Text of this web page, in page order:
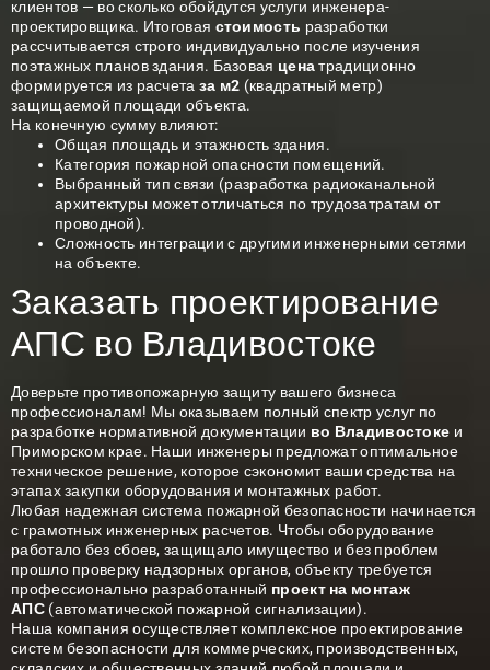
клиентов — во сколько обойдутся услуги инженера-
проектировщика. Итоговая стоимость разработки
рассчитывается строго индивидуально после изучения
поэтажных планов здания. Базовая ценатрадиционно
формируется из расчета за м2 (квадратный метр)
защищаемой площади объекта.
На конечную сумму влияют:
Общая площадь и этажность здания.
Категория пожарной опасности помещений.
Выбранный тип связи (разработка радиоканальной
архитектуры может отличаться по трудозатратам от
проводной).
Сложность интеграции с другими инженерными сетями
на объекте.
Заказать проектирование
АПС во Владивостоке
Доверьте противопожарную защиту вашего бизнеса
профессионалам! Мы оказываем полный спектр услуг по
разработке нормативной документации во Владивостоке и
Приморском крае. Наши инженеры предложат оптимальное
техническое решение, которое сэкономит ваши средства на
этапах закупки оборудования и монтажных работ.
Любая надежная система пожарной безопасности начинается
с грамотных инженерных расчетов. Чтобы оборудование
работало без сбоев, защищало имущество и без проблем
прошло проверку надзорных органов, объекту требуется
профессионально разработанный проект на монтаж
АПС(автоматической пожарной сигнализации).
Наша компания осуществляет комплексное проектирование
систем безопасности для коммерческих, производственных,